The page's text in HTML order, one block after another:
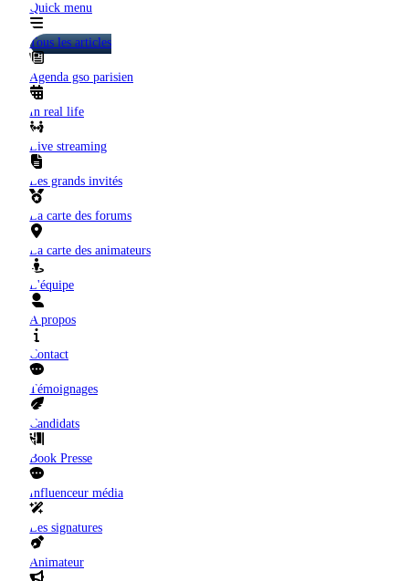
Quick menu
Tous les articles
Agenda gso parisien
In real life
Live streaming
Les grands invités
La carte des forums
La carte des animateurs
L'équipe
A propos
Contact
Témoignages
Candidats
Book Presse
Influenceur média
Les signatures
Animateur